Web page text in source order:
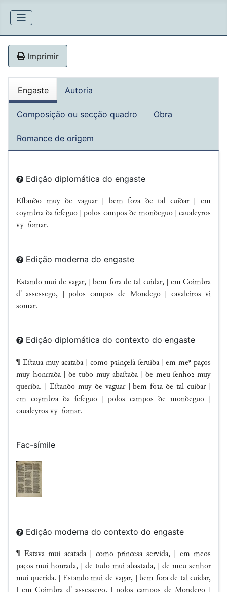
Imprimir
Engaste Autoria
Composição ou secção quadro Obra
Romance de origem
Edição diplomática do engaste
Eﬅanꝺo muy ꝺe vaguar | bem foꝛa ꝺe tal cuiꝺar | em
coymbꝛa ꝺa ſeſeguo | polos campos ꝺe monꝺeguo | caualeyros
vy ſomar.
Edição moderna do engaste
Estando mui de vagar, | bem fora de tal cuidar, | em Coimbra
d' assessego, | polos campos de Mondego | cavaleiros vi
somar.
Edição diplomática do contexto do engaste
¶ Eﬅaua muy acataꝺa | como pꝛinçeſa ſeruiꝺa | em me⁹ paços
muy honrraꝺa | ꝺe tuꝺo muy abaﬅaꝺa | ꝺe meu ſenhoꝛ muy
queriꝺa. | Eﬅanꝺo muy ꝺe vaguar | bem foꝛa ꝺe tal cuiꝺar |
em coymbꝛa ꝺa ſeſeguo | polos campos ꝺe monꝺeguo |
caualeyros vy ſomar.
Fac-símile
Edição moderna do contexto do engaste
¶ Estava mui acatada | como princesa servida, | em meos
paços mui honrada, | de tudo mui abastada, | de meu senhor
mui querida. | Estando mui de vagar, | bem fora de tal cuidar,